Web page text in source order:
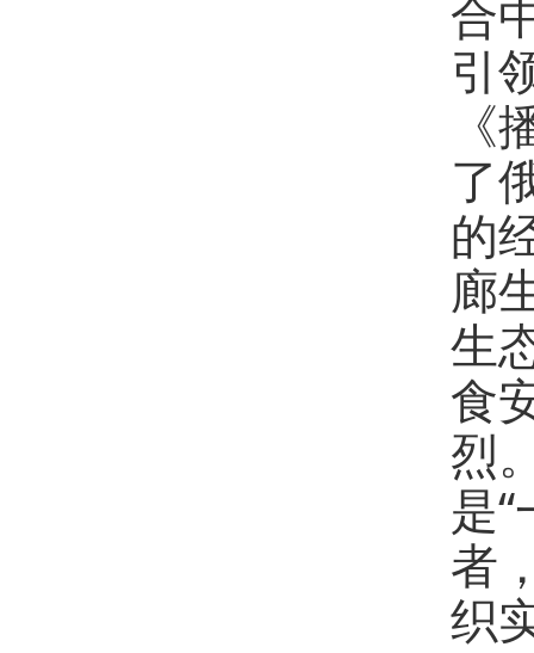
合
引
了
的
廊
生
食
烈
是
者
织